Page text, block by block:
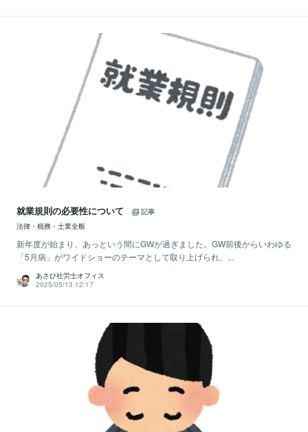
就業規則の必要性について
記事
法律・税務・士業全般
新年度が始まり、あっという間にGWが過ぎました。GW前後からいわゆる
「5月病」がワイドショーのテーマとして取り上げられ、...
あさひ社労士オフィス
2025/05/13 12:17